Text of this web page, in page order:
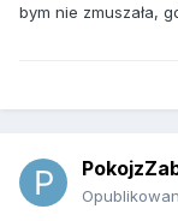
bym nie zmuszała,